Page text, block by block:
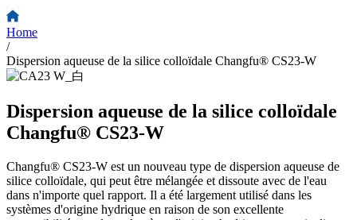
Home
/
Dispersion aqueuse de la silice colloïdale Changfu® CS23-W
Dispersion aqueuse de la silice colloïdale
Changfu® CS23-W
Changfu® CS23-W est un nouveau type de dispersion aqueuse de
silice colloïdale, qui peut être mélangée et dissoute avec de l'eau
dans n'importe quel rapport. Il a été largement utilisé dans les
systèmes d'origine hydrique en raison de son excellente